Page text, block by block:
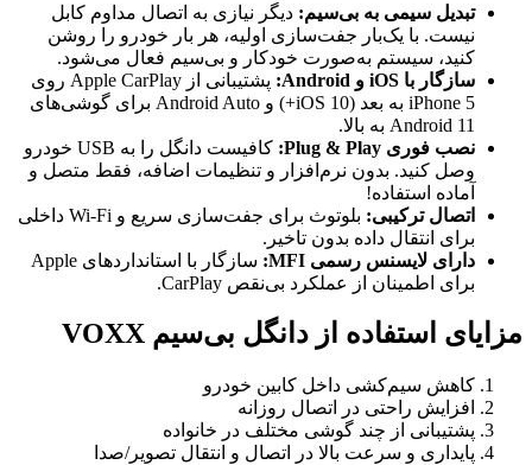
تبدیل سیمی به بی‌سیم: دیگر نیازی به اتصال مداوم کابل
نیست. با یک‌بار جفت‌سازی اولیه، هر بار خودرو را روشن
کنید، سیستم به‌صورت خودکار و بی‌سیم فعال می‌شود.
سازگار با iOS و Android:
پشتیبانی از Apple CarPlay روی
iPhone 5 به بعد (iOS 10+) و Android Auto برای گوشی‌های
Android 11 به بالا.
نصب فوری Plug & Play:
کافیست دانگل را به USB خودرو
وصل کنید. بدون نرم‌افزار و تنظیمات اضافه، فقط متصل و
آماده استفاده!
اتصال ترکیبی:
بلوتوث برای جفت‌سازی سریع و Wi-Fi داخلی
برای انتقال داده بدون تاخیر.
دارای لایسنس رسمی MFI:
سازگار با استانداردهای Apple
برای اطمینان از عملکرد بی‌نقص CarPlay.
مزایای استفاده از دانگل بی‌سیم VOXX
کاهش سیم‌کشی داخل کابین خودرو
افزایش راحتی در اتصال روزانه
پشتیبانی از چند گوشی مختلف در خانواده
پایداری و سرعت بالا در اتصال و انتقال تصویر/صدا